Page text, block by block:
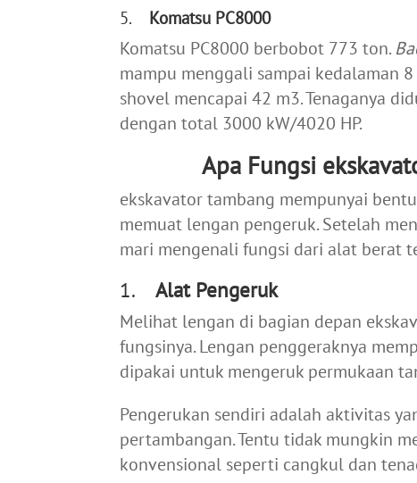
5. Komatsu PC8000
Komatsu PC8000 berbobot 773 ton.
mampu menggali sampai kedalaman
shovel mencapai 42 m3. Tenaganya
dengan total 3000 kW/4020 HP.
Apa Fungsi
ekskavator tambang mempunyai
memuat lengan pengeruk. Setelah
mari mengenali fungsi dari alat berat
1.Alat Pengeruk
Melihat lengan di bagian depan
fungsinya. Lengan penggeraknya
dipakai untuk mengeruk permukaan
Pengerukan sendiri adalah aktivitas
pertambangan. Tentu tidak mungkin
konvensional seperti cangkul dan